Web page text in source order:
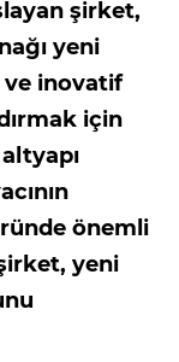
şirket,
yeni
ve inovatif
için
önemli
yeni